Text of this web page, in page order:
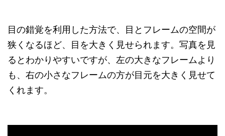
目の錯覚を利用した方法で、目とフレームの空間が
狭くなるほど、目を大きく見せられます。写真を見
るとわかりやすいですが、左の大きなフレームより
も、右の小さなフレームの方が目元を大きく見せて
くれます。